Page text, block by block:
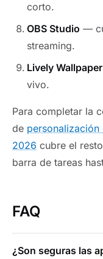
corto.
OBS Studio —
streaming.
Lively Wallpaper
vivo.
Para completar la
de personalización
2026 cubre el
barra de tareas
FAQ
¿Son seguras las